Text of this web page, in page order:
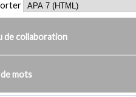
de collaboration
mots